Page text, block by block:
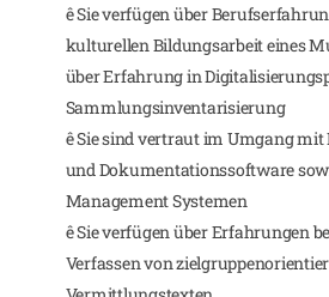
ê Sie verfügen über
kulturellen Bildungsarbeit eines
über Erfahrung in
Sammlungsinventarisierung
ê Sie sind vertraut im Umgang
und Dokumentationssoftware
Management Systemen
ê Sie verfügen über Erfahrungen
Verfassen von